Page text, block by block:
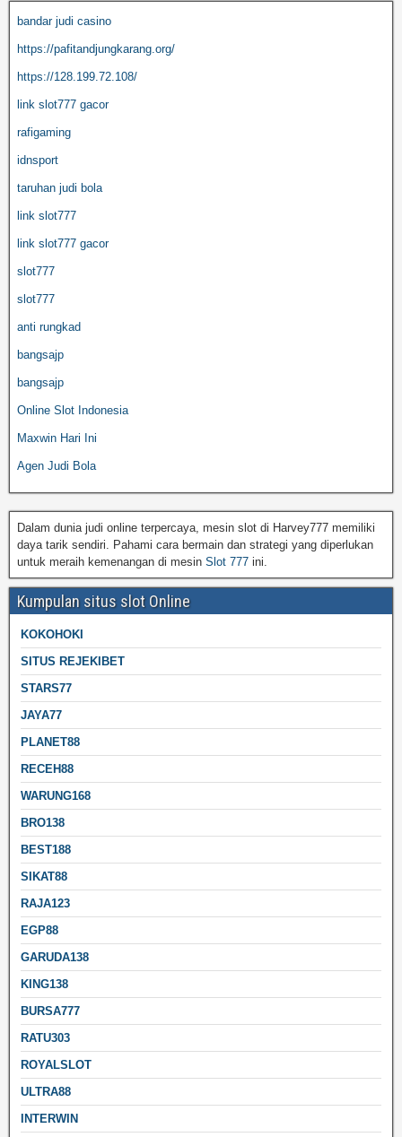
bandar judi casino
https://pafitandjungkarang.org/
https://128.199.72.108/
link slot777 gacor
rafigaming
idnsport
taruhan judi bola
link slot777
link slot777 gacor
slot777
slot777
anti rungkad
bangsajp
bangsajp
Online Slot Indonesia
Maxwin Hari Ini
Agen Judi Bola
Dalam dunia judi online terpercaya, mesin slot di Harvey777 memiliki
daya tarik sendiri. Pahami cara bermain dan strategi yang diperlukan
untuk meraih kemenangan di mesin Slot 777 ini.
Kumpulan situs slot Online
KOKOHOKI
SITUS REJEKIBET
STARS77
JAYA77
PLANET88
RECEH88
WARUNG168
BRO138
BEST188
SIKAT88
RAJA123
EGP88
GARUDA138
KING138
BURSA777
RATU303
ROYALSLOT
ULTRA88
INTERWIN